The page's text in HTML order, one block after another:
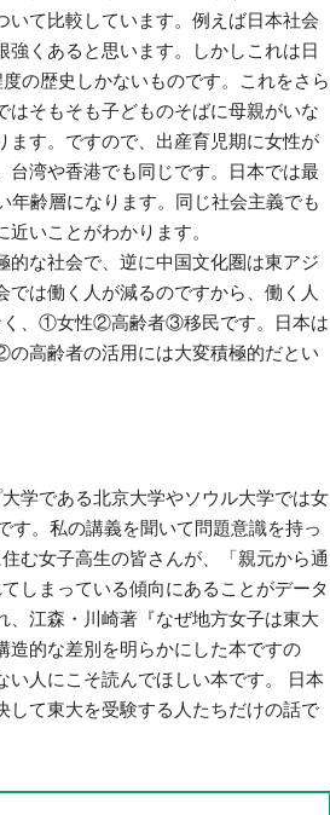
て比較しています。例えば日本社会
くあると思います。しかしこれは日
の歴史しかないものです。これをさら
そもそも子どものそばに母親がいな
ます。ですので、出産育児期に女性が
台湾や香港でも同じです。日本では最
年齢層になります。同じ社会主義でも
いことがわかります。
な社会で、逆に中国文化圏は東アジ
は働く人が減るのですから、働く人
く、①女性②高齢者③移民です。日本は
高齢者の活用には大変積極的だとい
学である北京大学やソウル大学では女
す。私の講義を聞いて問題意識を持っ
む女子高生の皆さんが、「親元から通
しまっている傾向にあることがデータ
、江森・川崎著『なぜ地方女子は東大
造的な差別を明らかにした本ですの
人にこそ読んでほしい本です。 日本
して東大を受験する人たちだけの話で